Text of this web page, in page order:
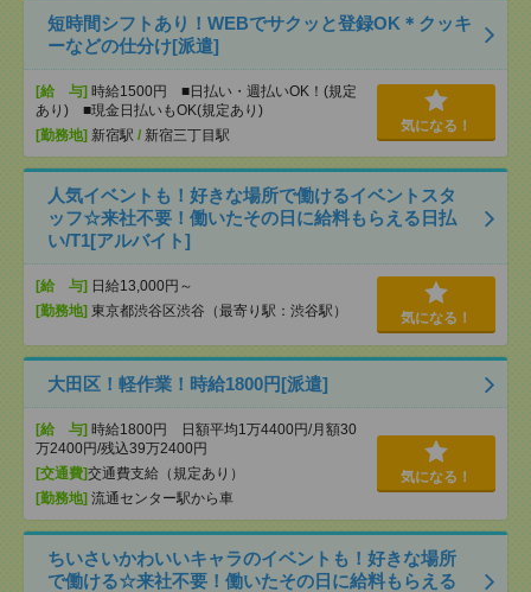
短時間シフトあり！WEBでサクッと登録OK＊クッキ
ーなどの仕分け[派遣]
[給 与] 時給1500円 ■日払い・週払いOK！(規定
あり) ■現金日払いもOK(規定あり)
[勤務地] 新宿駅 / 新宿三丁目駅
気になる！
人気イベントも！好きな場所で働けるイベントスタ
ッフ☆来社不要！働いたその日に給料もらえる日払
い/T1[アルバイト]
[給 与] 日給13,000円～
[勤務地] 東京都渋谷区渋谷（最寄り駅：渋谷駅） 気になる！
大田区！軽作業！時給1800円[派遣]
[給 与] 時給1800円 日額平均1万4400円/月額30
万2400円/残込39万2400円
[交通費]交通費支給（規定あり）
[勤務地] 流通センター駅から車
気になる！
ちいさいかわいいキャラのイベントも！好きな場所
で働ける☆来社不要！働いたその日に給料もらえる